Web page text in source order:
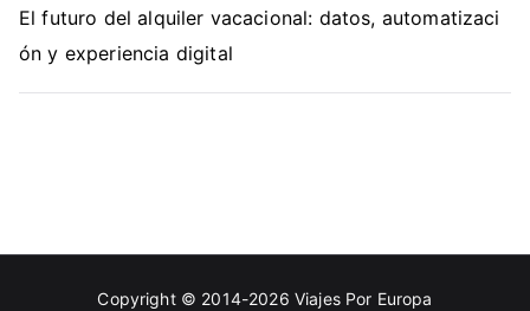
entradas
El futuro del alquiler vacacional: datos, automatizaci
ón y experiencia digital
Copyright © 2014-2026 Viajes Por Europa